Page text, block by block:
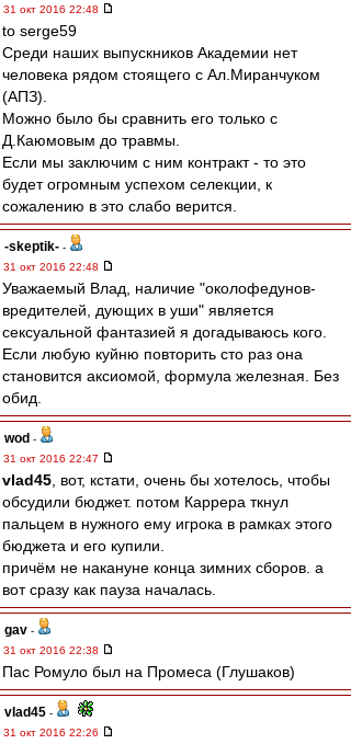
31 окт 2016 22:48
to serge59
Среди наших выпускников Академии нет
человека рядом стоящего с Ал.Миранчуком
(АПЗ).
Можно было бы сравнить его только с
Д.Каюмовым до травмы.
Если мы заключим с ним контракт - то это
будет огромным успехом селекции, к
сожалению в это слабо верится.
-skeptik- -
31 окт 2016 22:48
Уважаемый Влад, наличие "околофедунов-
вредителей, дующих в уши" является
сексуальной фантазией я догадываюсь кого.
Если любую куйню повторить сто раз она
становится аксиомой, формула железная. Без
обид.
wod -
31 окт 2016 22:47
vlad45 , вот, кстати, очень бы хотелось, чтобы
обсудили бюджет. потом Каррера ткнул
пальцем в нужного ему игрока в рамках этого
бюджета и его купили.
причём не накануне конца зимних сборов. а
вот сразу как пауза началась.
gav -
31 окт 2016 22:38
Пас Ромуло был на Промеса (Глушаков)
vlad45 -
31 окт 2016 22:26